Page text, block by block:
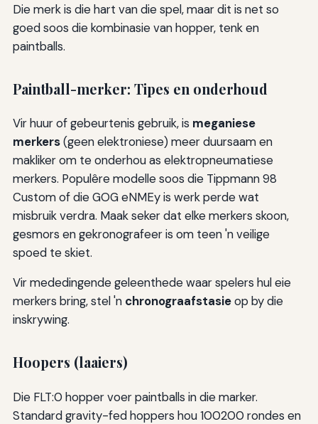
Die merk is die hart van die spel, maar dit is net so
goed soos die kombinasie van hopper, tenk en
paintballs.
Paintball-merker: Tipes en onderhoud
Vir huur of gebeurtenis gebruik, is meganiese
merkers(geen elektroniese) meer duursaam en
makliker om te onderhou as elektropneumatiese
merkers. Populêre modelle soos die Tippmann 98
Custom of die GOG eNMEy is werk perde wat
misbruik verdra. Maak seker dat elke merkers skoon,
gesmors en gekronografeer is om teen 'n veilige
spoed te skiet.
Vir mededingende geleenthede waar spelers hul eie
merkers bring, stel 'n chronograafstasieop by die
inskrywing.
Hoopers (laaiers)
Die FLT:0 hopper voer paintballs in die marker.
Standard gravity-fed hoppers hou 100200 rondes en